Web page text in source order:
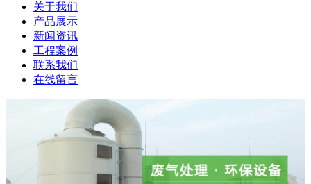
关于我们
产品展示
新闻资讯
工程案例
联系我们
在线留言